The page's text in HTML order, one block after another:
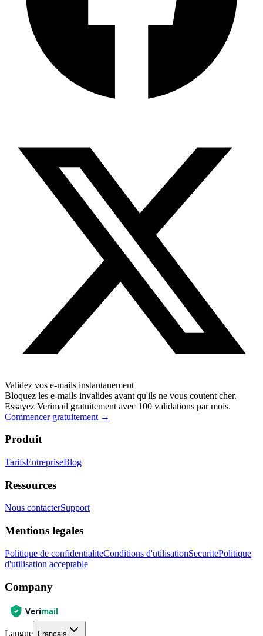
Validez vos e-mails instantanement
Bloquez les e-mails invalides avant qu'ils ne vous coutent cher.
Essayez Verimail gratuitement avec 100 validations par mois.
Commencer gratuitement →
Produit
TarifsEntrepriseBlog
Ressources
Nous contacterSupport
Mentions legales
Politique de confidentialiteConditions d'utilisationSecuritePolitique
d'utilisation acceptable
Company
Langue Français